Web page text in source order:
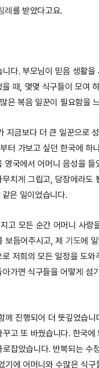
례 를 받았다고요.
다. 부모님이 믿음 생활을
때, 몇몇 식구들이 모여
은 복음 일꾼이 필요함을
지금보다 더 큰 일꾼으로
터 가보고 싶던 한국에 하
영국에서 어머니 음성을 들
치게 그립고, 당장에라도
은 일이었습니다.
고 모든 순간 어머니 사랑
보듬어주시고, 제 기도에
저희의 모든 일정을 도와
가면 식구들을 어떻게 섬
께 진행되어 더 뜻깊었습니
고 또 바꿨습니다. 한국에
잡았습니다. 반복되는 수
에 어머니와 수많은 식구